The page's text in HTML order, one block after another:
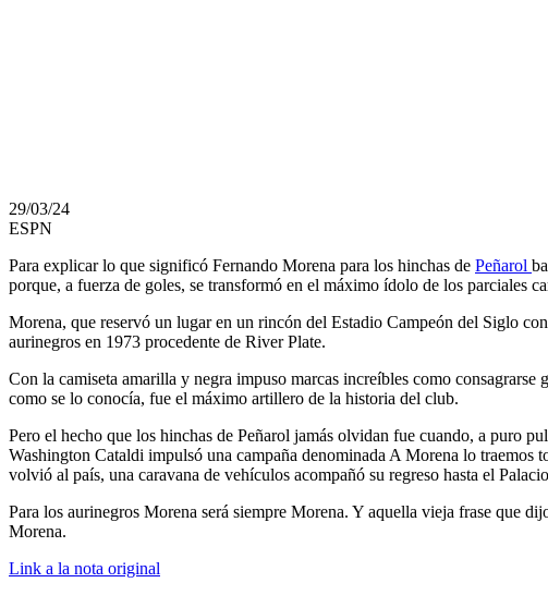
29/03/24
ESPN
Para explicar lo que significó Fernando Morena para los hinchas de Peñarol
porque, a fuerza de goles, se transformó en el máximo ídolo de los parciales
Morena, que reservó un lugar en un rincón del Estadio Campeón del Siglo
aurinegros en 1973 procedente de River Plate.
Con la camiseta amarilla y negra impuso marcas increíbles como
como se lo conocía, fue el máximo artillero de la historia del club.
Pero el hecho que los hinchas de Peñarol jamás olvidan fue cuando, a puro
Washington Cataldi impulsó una campaña denominada A Morena lo
volvió al país, una caravana de vehículos acompañó su regreso hasta el
Para los aurinegros Morena será siempre Morena. Y aquella vieja frase que
Morena.
Link a la nota original